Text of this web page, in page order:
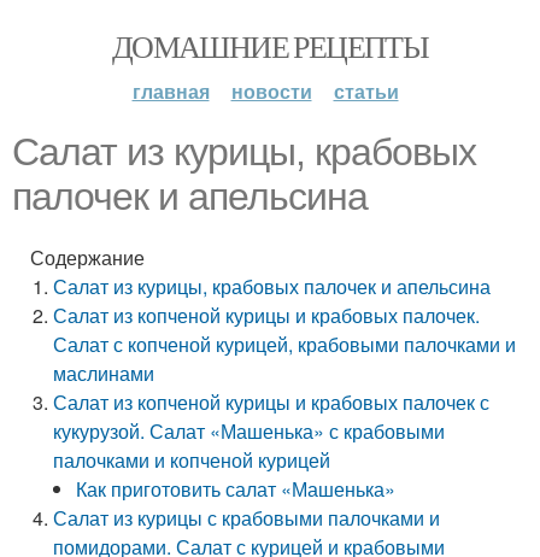
ДОМАШНИЕ РЕЦЕПТЫ
главная новости статьи
Салат из курицы, крабовых
палочек и апельсина
Содержание
Салат из курицы, крабовых палочек и апельсина
Салат из копченой курицы и крабовых палочек.
Салат с копченой курицей, крабовыми палочками и
маслинами
Салат из копченой курицы и крабовых палочек с
кукурузой. Салат «Машенька» с крабовыми
палочками и копченой курицей
Как приготовить салат «Машенька»
Салат из курицы с крабовыми палочками и
помидорами. Салат с курицей и крабовыми